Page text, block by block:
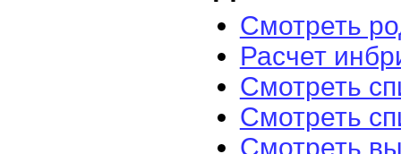
Смотреть
Расчет
Смотреть
Смотреть
Смотреть